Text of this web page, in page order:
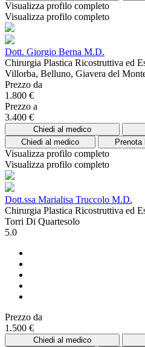
Visualizza profilo completo
Visualizza profilo completo
Dott. Giorgio Berna M.D.
Chirurgia Plastica Ricostruttiva ed
Villorba, Belluno, Giavera del
Prezzo da
1.800 €
Prezzo a
3.400 €
Chiedi al medico
Chiedi al medico
Visualizza profilo completo
Visualizza profilo completo
Dott.ssa Marialisa Truccolo M.D.
Chirurgia Plastica Ricostruttiva ed
Torri Di Quartesolo
5.0
Prezzo da
1.500 €
Chiedi al medico